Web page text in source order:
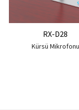
RX-D28
Kürsü Mikrofonu